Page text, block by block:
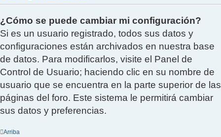
¿Cómo se puede cambiar mi configuración?
Si es un usuario registrado, todos sus datos y
configuraciones están archivados en nuestra base
de datos. Para modificarlos, visite el Panel de
Control de Usuario; haciendo clic en su nombre de
usuario que se encuentra en la parte superior de las
páginas del foro. Este sistema le permitirá cambiar
sus datos y preferencias.
Arriba